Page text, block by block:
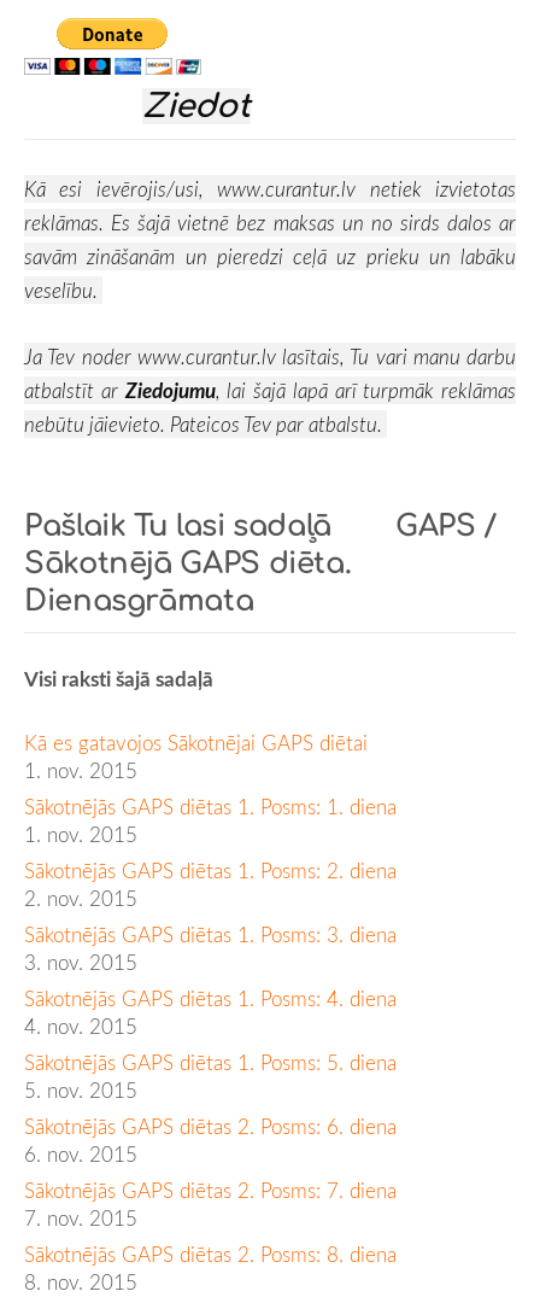
Ziedot
Kā esi ievērojis/usi, www.curantur.lv netiek izvietotas
reklāmas. Es šajā vietnē bez maksas un no sirds dalos ar
savām zināšanām un pieredzi ceļā uz prieku un labāku
veselību.
Ja Tev noder www.curantur.lvlasītais, Tu vari manu darbu
atbalstīt ar Ziedojumu, lai šajā lapā arī turpmāk reklāmas
nebūtu jāievieto. Pateicos Tev par atbalstu.
Pašlaik Tu lasi sadaļā GAPS /
Sākotnējā GAPS diēta.
Dienasgrāmata
Visi raksti šajā sadaļā
Kā es gatavojos Sākotnējai GAPS diētai
1. nov. 2015
Sākotnējās GAPS diētas 1. Posms: 1. diena
1. nov. 2015
Sākotnējās GAPS diētas 1. Posms: 2. diena
2. nov. 2015
Sākotnējās GAPS diētas 1. Posms: 3. diena
3. nov. 2015
Sākotnējās GAPS diētas 1. Posms: 4. diena
4. nov. 2015
Sākotnējās GAPS diētas 1. Posms: 5. diena
5. nov. 2015
Sākotnējās GAPS diētas 2. Posms: 6. diena
6. nov. 2015
Sākotnējās GAPS diētas 2. Posms: 7. diena
7. nov. 2015
Sākotnējās GAPS diētas 2. Posms: 8. diena
8. nov. 2015